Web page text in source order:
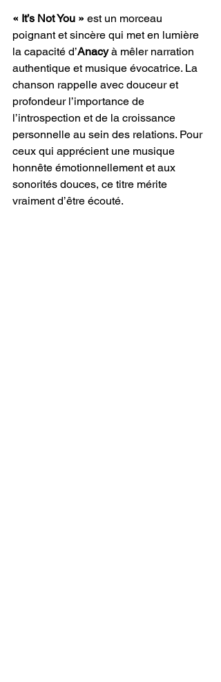
« It’s Not You » est un morceau
poignant et sincère qui met en lumière
la capacité d’Anacy à mêler narration
authentique et musique évocatrice. La
chanson rappelle avec douceur et
profondeur l’importance de
l’introspection et de la croissance
personnelle au sein des relations. Pour
ceux qui apprécient une musique
honnête émotionnellement et aux
sonorités douces, ce titre mérite
vraiment d’être écouté.